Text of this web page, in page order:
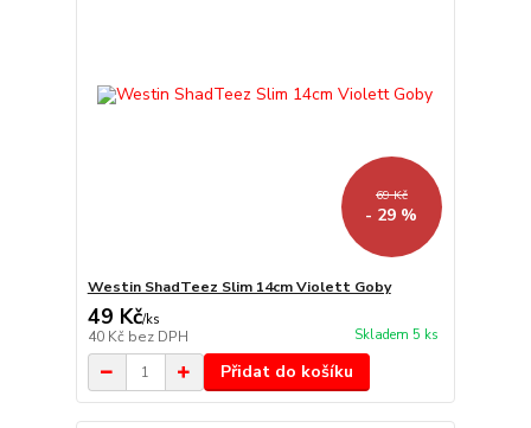
69 Kč
- 29 %
Westin ShadTeez Slim 14cm Violett Goby
49 Kč/ks
40 Kč bez DPH Skladem 5 ks
Přidat do košíku